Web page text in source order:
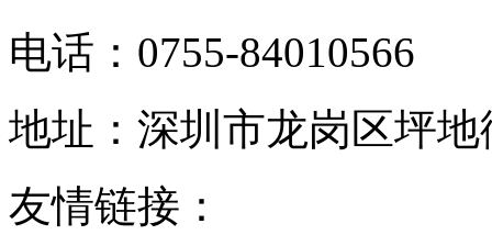
电话：0755-84010566
地址：深圳市龙岗区坪
友情链接：